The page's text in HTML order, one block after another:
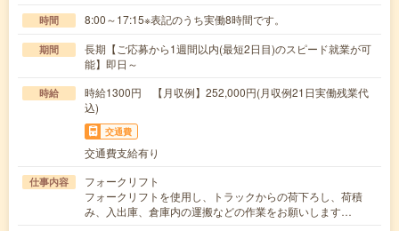
時間 8:00～17:15※表記のうち実働8時間です。
期間
長期【ご応募から1週間以内(最短2日目)のスピード就業が可
能】即日～
時給
時給1300円 【月収例】252,000円(月収例21日実働残業代
込)
交通費
交通費支給有り
仕事内容
フォークリフト
フォークリフトを使用し、トラックからの荷下ろし、荷積
み、入出庫、倉庫内の運搬などの作業をお願いします…